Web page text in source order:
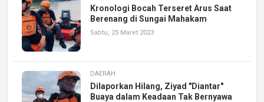
Kronologi Bocah Terseret Arus Saat
Berenang di Sungai Mahakam
Sabtu, 25 Maret 2023
DAERAH
Dilaporkan Hilang, Ziyad "Diantar"
Buaya dalam Keadaan Tak Bernyawa